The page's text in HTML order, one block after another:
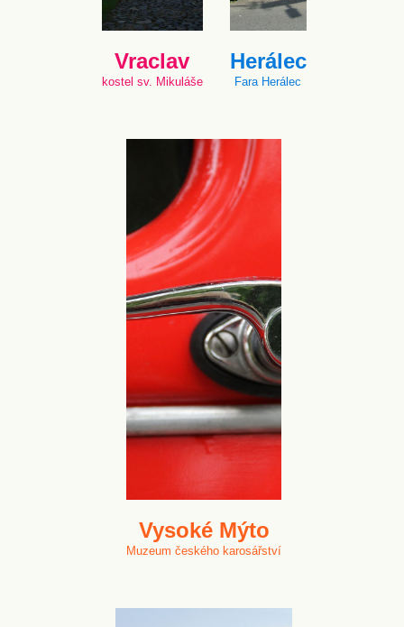
Vraclav
kostel sv. Mikuláše
Herálec
Fara Herálec
Vysoké Mýto
Muzeum českého karosářství